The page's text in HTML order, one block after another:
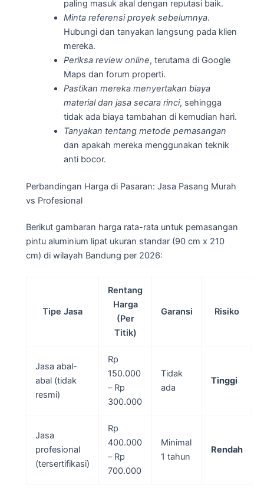
paling masuk akal dengan reputasi baik.
Minta referensi proyek sebelumnya.
Hubungi dan tanyakan langsung pada klien
mereka.
Periksa review online, terutama di Google
Maps dan forum properti.
Pastikan mereka menyertakan biaya
material dan jasa secara rinci, sehingga
tidak ada biaya tambahan di kemudian hari.
Tanyakan tentang metode pemasangan
dan apakah mereka menggunakan teknik
anti bocor.
Perbandingan Harga di Pasaran: Jasa Pasang Murah
vs Profesional
Berikut gambaran harga rata-rata untuk pemasangan
pintu aluminium lipat ukuran standar (90 cm x 210
cm) di wilayah Bandung per 2026:
Tipe Jasa
Rentang
Harga
(Per
Titik)
Garansi Risiko
Jasa abal-
abal (tidak
resmi)
Rp
150.000
– Rp
300.000
Tidak
ada
Tinggi
Jasa
profesional
(tersertifikasi)
Rp
400.000
– Rp
700.000
Minimal
1 tahun
Rendah